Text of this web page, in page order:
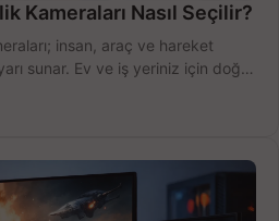
Kameraları Nasıl Seçilir?
insan, araç ve hareket
sunar. Ev ve iş yeriniz için doğru